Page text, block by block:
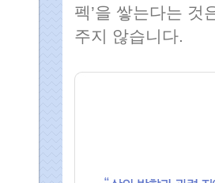
펙’을 쌓는다는 것
주지 않습니다.